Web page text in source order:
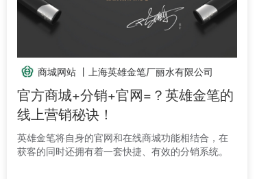
商城网站 丨 上海英雄金笔厂丽水有限公司
官方商城+分销+官网=？英雄金笔的
线上营销秘诀！
英雄金笔将自身的官网和在线商城功能相结合，在
获客的同时还拥有着一套快捷、有效的分销系统。